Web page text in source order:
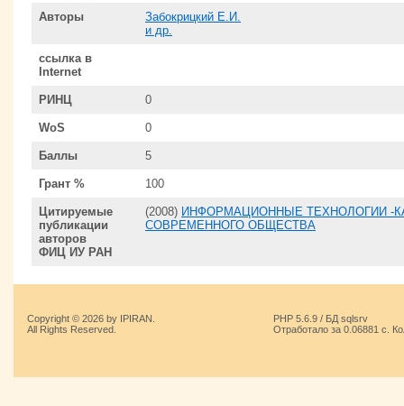
Авторы
Забокрицкий Е.И.
и др.
ссылка в
Internet
РИНЦ 0
WoS 0
Баллы 5
Грант % 100
Цитируемые
публикации
авторов
ФИЦ ИУ РАН
(2008) ИНФОРМАЦИОННЫЕ ТЕХНОЛОГИИ -
СОВРЕМЕННОГО ОБЩЕСТВА
Copyright © 2026 by IPIRAN.
All Rights Reserved.
PHP 5.6.9 / БД sqlsrv
Отработало за 0.06881 с.